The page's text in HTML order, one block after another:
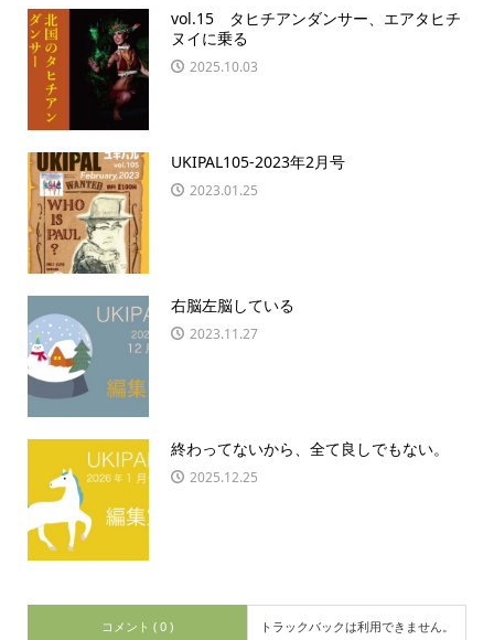
vol.15 タヒチアンダンサー、エアタヒチ
ヌイに乗る
2025.10.03
UKIPAL105-2023年2月号
2023.01.25
右脳左脳している
2023.11.27
終わってないから、全て良しでもない。
2025.12.25
コメント ( 0 ) トラックバックは利用できません。